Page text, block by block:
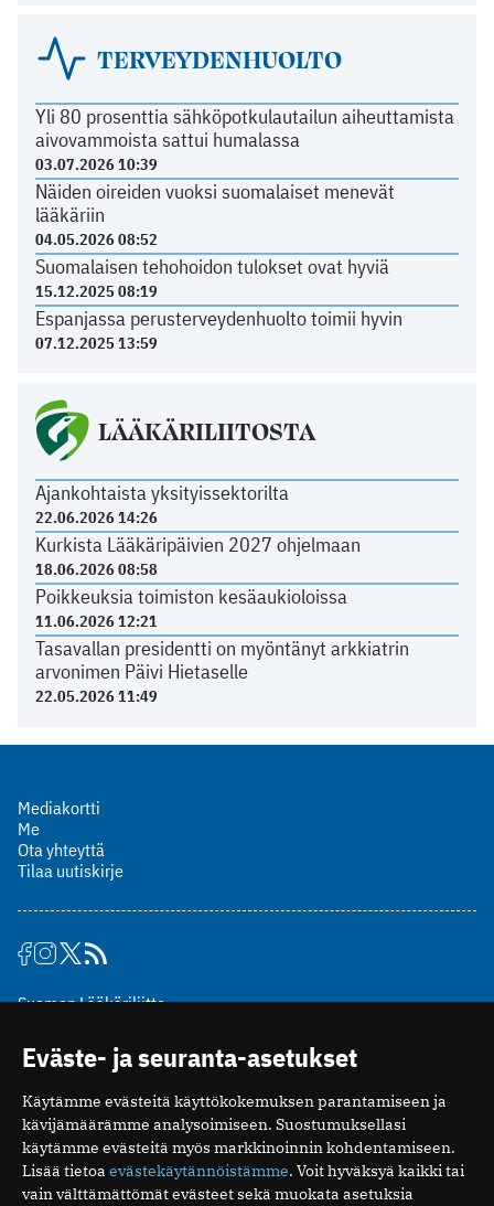
TERVEYDENHUOLTO
Yli 80 prosenttia sähköpotkulautailun aiheuttamista
aivovammoista sattui humalassa
03.07.2026 10:39
Näiden oireiden vuoksi suomalaiset menevät
lääkäriin
04.05.2026 08:52
Suomalaisen tehohoidon tulokset ovat hyviä
15.12.2025 08:19
Espanjassa perusterveydenhuolto toimii hyvin
07.12.2025 13:59
LÄÄKÄRILIITOSTA
Ajankohtaista yksityissektorilta
22.06.2026 14:26
Kurkista Lääkäripäivien 2027 ohjelmaan
18.06.2026 08:58
Poikkeuksia toimiston kesäaukioloissa
11.06.2026 12:21
Tasavallan presidentti on myöntänyt arkkiatrin
arvonimen Päivi Hietaselle
22.05.2026 11:49
Mediakortti
Me
Ota yhteyttä
Tilaa uutiskirje
Suomen Lääkäriliitto
00510 Helsinki
puh. (09) 393 091
toimitus@potilaanlaakarilehti.fi
ISSN 2323-9476
Eväste- ja seuranta-asetukset
Käytämme evästeitä käyttökokemuksen parantamiseen ja
kävijämäärämme analysoimiseen. Suostumuksellasi
käytämme evästeitä myös markkinoinnin kohdentamiseen.
Lisää tietoa evästekäytännöistämme. Voit hyväksyä kaikki tai
vain välttämättömät evästeet sekä muokata asetuksia